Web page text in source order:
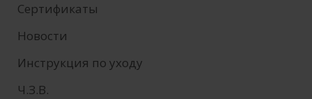
Сертификаты
Новости
Инструкция по уходу
Ч.З.В.